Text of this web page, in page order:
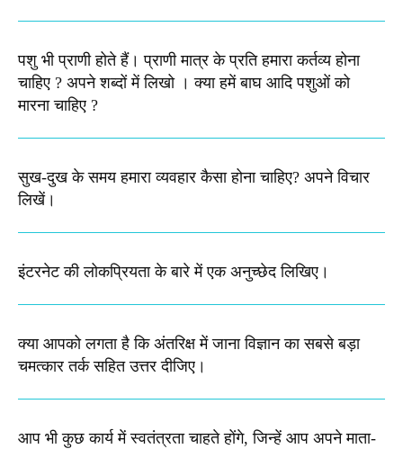
पशु भी प्राणी होते हैं। प्राणी मात्र के प्रति हमारा कर्तव्य होना
चाहिए ? अपने शब्दों में लिखो । क्या हमें बाघ आदि पशुओं को
मारना चाहिए ?
सुख-दुख के समय हमारा व्यवहार कैसा होना चाहिए? अपने विचार
लिखें।
इंटरनेट की लोकप्रियता के बारे में एक अनुच्छेद लिखिए।
क्या आपको लगता है कि अंतरिक्ष में जाना विज्ञान का सबसे बड़ा
चमत्कार तर्क सहित उत्तर दीजिए।
आप भी कुछ कार्य में स्वतंत्रता चाहते होंगे, जिन्हें आप अपने माता-